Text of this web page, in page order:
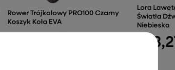
Rower Trójkołowy PRO100 Czarny
Koszyk Koła EVA
Lora
Światła
Niebieska